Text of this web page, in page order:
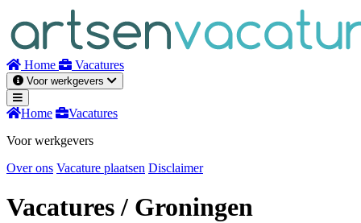
inhoud
Home Vacatures
Voor werkgevers
Home
Vacatures
Voor werkgevers
Over ons Vacature plaatsen Disclaimer
Vacatures/ Groningen